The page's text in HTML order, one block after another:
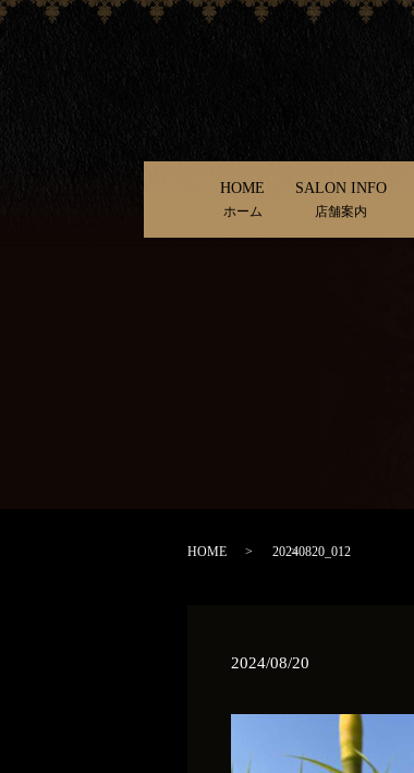
HOME
ホーム
SALON INFO
店舗案内
HOME 20240820_012
2024/08/20